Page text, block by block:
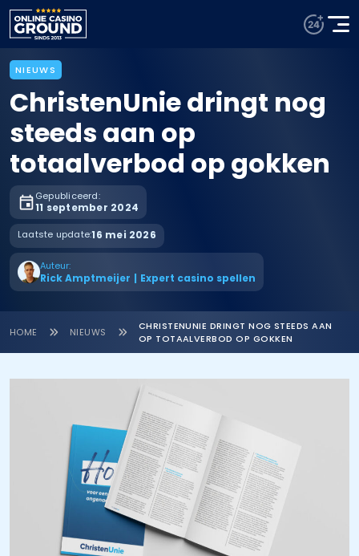
NIEUWS
ChristenUnie dringt nog
steeds aan op
totaalverbod op gokken
Gepubliceerd:
11 september 2024
Laatste update:16 mei 2026
Auteur:
Rick Amptmeijer | Expert casino spellen
HOME NIEUWS
CHRISTENUNIE DRINGT NOG STEEDS AAN
OP TOTAALVERBOD OP GOKKEN